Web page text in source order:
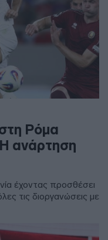
Ρόμα
Η ανάρτηση
έχοντας προσθέσει
τις διοργανώσεις με